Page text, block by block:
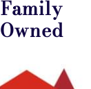
Family
Owned